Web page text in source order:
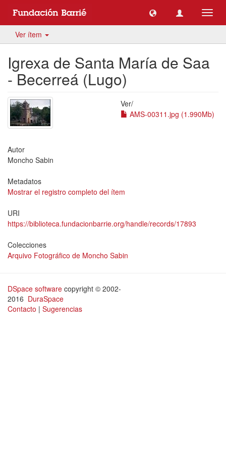
Ver ítem
Igrexa de Santa María de Saa
- Becerreá (Lugo)
Ver/
AMS-00311.jpg (1.990Mb)
Autor
Moncho Sabin
Metadatos
Mostrar el registro completo del ítem
URI
https://biblioteca.fundacionbarrie.org/handle/records/17893
Colecciones
Arquivo Fotográfico de Moncho Sabin
DSpace software copyright © 2002-
2016 DuraSpace
Contacto | Sugerencias